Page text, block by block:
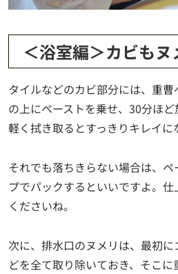
＜浴室編＞カビもヌ
タイルなどのカビ部分には、重
の上にペーストを乗せ、30分ほ
軽く拭き取るとすっきりキレイに
それでも落ちきらない場合は、
プでパックするといいですよ。
くださいね。
次に、排水口のヌメリは、最初
どを全て取り除いておき、そこ